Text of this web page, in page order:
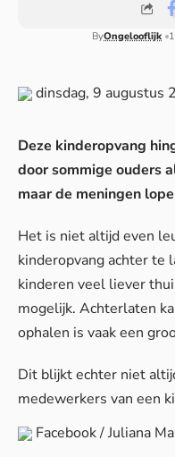
ByOngelooflijk
dinsdag, 9 augustus
Deze kinderopvang
door sommige ouders
maar de meningen
Het is niet altijd even
kinderopvang achter te
kinderen veel liever
mogelijk. Achterlaten
ophalen is vaak een
Dit blijkt echter niet
medewerkers van een
Facebook / Juliana